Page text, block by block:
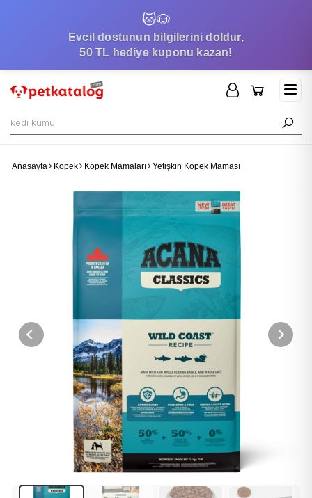
🐱🐶
Evcil dostunun bilgilerini doldur,
50 TL hediye kuponu kazan!
Anasayfa Köpek Köpek Mamaları Yetişkin Köpek Maması